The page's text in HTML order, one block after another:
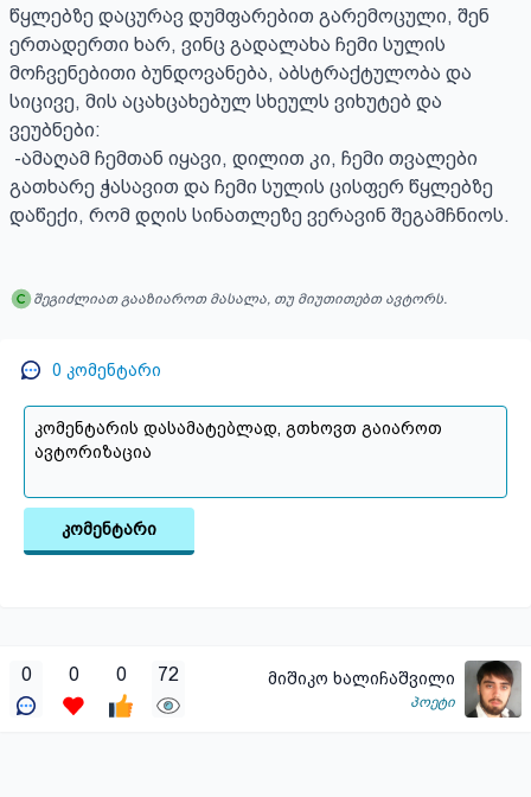
წყლებზე დაცურავ დუმფარებით გარემოცული, შენ
ერთადერთი ხარ, ვინც გადალახა ჩემი სულის
მოჩვენებითი ბუნდოვანება, აბსტრაქტულობა და
სიცივე, მის აცახცახებულ სხეულს ვიხუტებ და
ვეუბნები:
გათხარე ჭასავით და ჩემი სულის ცისფერ წყლებზე
დაწექი, რომ დღის სინათლეზე ვერავინ შეგამჩნიოს.
შეგიძლიათ გააზიაროთ მასალა, თუ მიუთითებთ ავტორს.
0 კომენტარი
კომენტარი
0 0 0 72 მიშიკო ხალიჩაშვილი
პოეტი